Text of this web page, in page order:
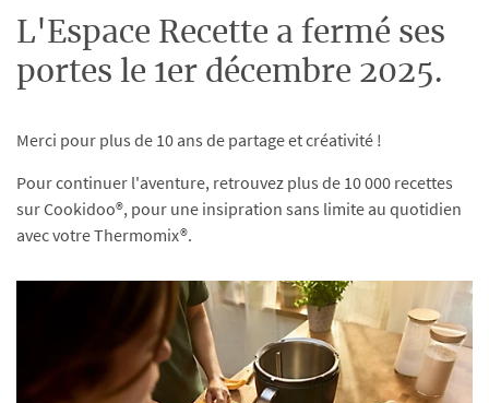
L'Espace Recette a fermé ses
portes le 1er décembre 2025.
Merci pour plus de 10 ans de partage et créativité !
Pour continuer l'aventure, retrouvez plus de 10 000 recettes
sur Cookidoo®, pour une insipration sans limite au quotidien
avec votre Thermomix®.